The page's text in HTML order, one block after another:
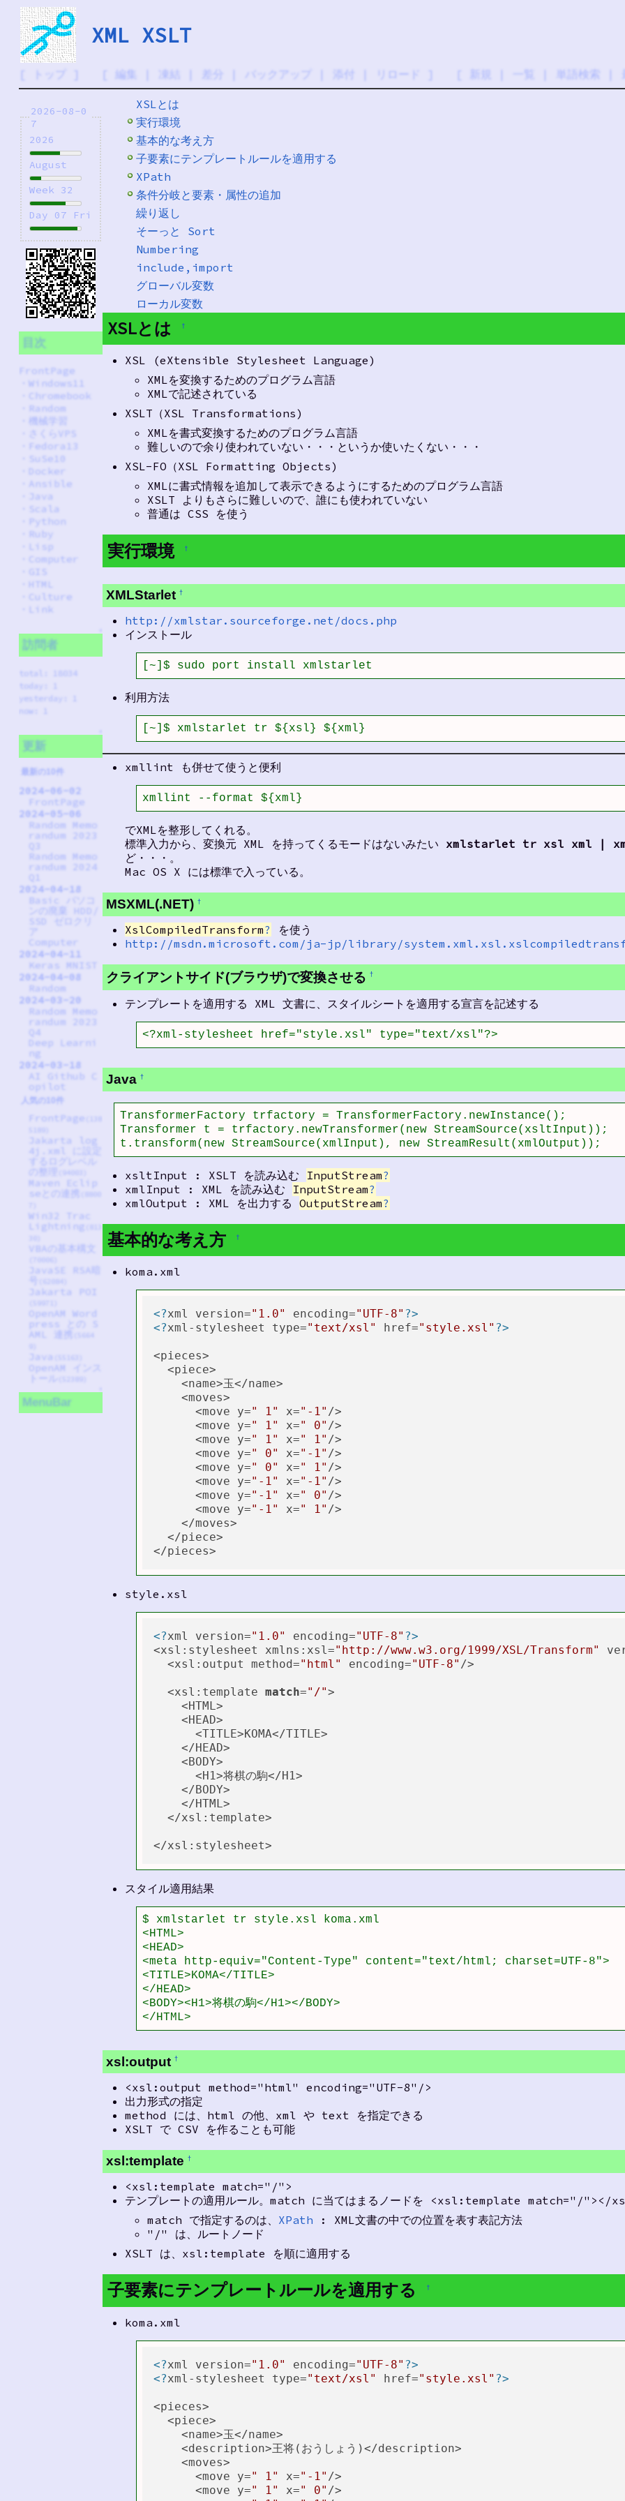
XML XSLT
トップ 編集 凍結 差分 バックアップ 添付 リロード 単語検索
2026-08-0
7
2026
August
Week 32
Day 07 Fri
目次
FrontPage
Windows11
Chromebook
Random
機械学習
さくらVPS
Fedora13
SuSe10
Docker
Ansible
Java
Scala
Python
Ruby
Lisp
Computer
GIS
HTML
Culture
Link
訪問者
total: 18034
today: 1
yesterday: 1
now: 1
更新
最新の10件
2024-06-02
FrontPage
2024-05-06
Random Memo
randum 2023
Q3
Random Memo
randum 2024
Q1
2024-04-18
Basic パソコ
ンの廃棄 HDD/
ア
Computer
2024-04-11
Keras MNIST
2024-04-08
Random
2024-03-20
Random Memo
randum 2023
Q4
Deep Learni
ng
2024-03-18
AI Github C
opilot
人気の10件
FrontPage
Jakarta log
4j.xml に設定
Maven Eclip
seとの連携
Win32 Trac
Lightning
VBAの基本構文
JavaSE RSA暗
号
Jakarta POI
OpenAM Word
press との S
AML 連携
Java
OpenAM インス
トール
MenuBar
XSLとは
実行環境
基本的な考え方
子要素にテンプレートルールを適用する
XPath
条件分岐と要素・属性の追加
繰り返し
そーっと Sort
Numbering
include,import
グローバル変数
ローカル変数
XSLとは †
XSL (eXtensible Stylesheet Language)
XMLを変換するためのプログラム言語
XMLで記述されている
XSLT（XSL Transformations)
XMLを書式変換するためのプログラム言語
難しいので余り使われていない・・・というか使いたくない・・・
XSL-FO（XSL Formatting Objects)
XMLに書式情報を追加して表示できるようにするためのプログラム言語
XSLT よりもさらに難しいので、誰にも使われていない
普通は CSS を使う
実行環境 †
XMLStarlet†
http://xmlstar.sourceforge.net/docs.php
インストール
[~]$ sudo port install xmlstarlet
利用方法
[~]$ xmlstarlet tr ${xsl} ${xml}
xmllint も併せて使うと便利
xmllint --format ${xml}
でXMLを整形してくれる。
標準入力から、変換元 XML を持ってくるモードはないみたい xmlstarlet tr xsl xml |
ど・・・。
Mac OS X には標準で入っている。
MSXML(.NET)†
XslCompiledTransform?
を使う
http://msdn.microsoft.com/ja-jp/library/
クライアントサイド(ブラウザ)で変換させる†
テンプレートを適用する XML 文書に、スタイルシートを適用する宣言を記述する
<?xml-stylesheet href="style.xsl" type="text/xsl"?>
Java†
TransformerFactory trfactory = TransformerFactory.newInstance();
Transformer t = trfactory.newTransformer(new StreamSource(xsltInput));
t.transform(new StreamSource(xmlInput), new StreamResult(xmlOutput));
xsltInput : XSLT を読み込む InputStream?
xmlInput : XML を読み込む
InputStream?
xmlOutput : XML を出力する OutputStream?
基本的な考え方 †
koma.xml
<?xml version="1.0" encoding="UTF-8" ?>
<?xml-stylesheet type="text/xsl" href="style.xsl" ?>
<pieces>
  <piece>
    <name>玉</name>
    <moves>
      <move y=
" 1" x="-1" />
      <move y=
" 1" x=" 0" />
      <move y=
" 1" x=" 1" />
      <move y=
" 0" x="-1" />
      <move y=
" 0" x=" 1" />
      <move y=
"-1" x="-1" />
      <move y=
"-1" x=" 0" />
      <move y=
"-1" x=" 1" />
    </moves>
  </piece>
style.xsl
<?xml version="1.0" encoding="UTF-8" ?>
<xsl:stylesheet xmlns:xsl="http://www.w3.org/1999/XSL/Transform"
  <xsl:output method=
"html" encoding="UTF-8" />
  <xsl:template
match="/">
    <HTML>
    <HEAD>
      <TITLE>KOMA</TITLE>
    </HEAD>
    <BODY>
      <H1>将棋の駒</H1>
    </BODY>
    </HTML>
  </xsl:template>
スタイル適用結果
$ xmlstarlet tr style.xsl koma.xml
<HTML>
<HEAD>
<meta http-equiv="Content-Type" content="text/html; charset=UTF-8">
<TITLE>KOMA</TITLE>
</HEAD>
<BODY><H1>将棋の駒</H1></BODY>
</HTML>
xsl:output†
<xsl:output method="html" encoding="UTF-8"/>
出力形式の指定
method には、html の他、xml や text を指定できる
XSLT で CSV を作ることも可能
xsl:template†
<xsl:template match="/">
テンプレートの適用ルール。match に当てはまるノードを <xsl:template match="/"></
match で指定するのは、 XPath : XML文書の中での位置を表す表記方法
"/" は、ルートノード
XSLT は、xsl:template を順に適用する
子要素にテンプレートルールを適用する †
koma.xml
<?xml version="1.0" encoding="UTF-8" ?>
<?xml-stylesheet type="text/xsl" href="style.xsl" ?>
<pieces>
  <piece>
    <name>玉</name>
    <description>王将(おうしょう)</description>
    <moves>
      <move y=
" 1" x="-1" />
      <move y=
" 1" x=" 0" />